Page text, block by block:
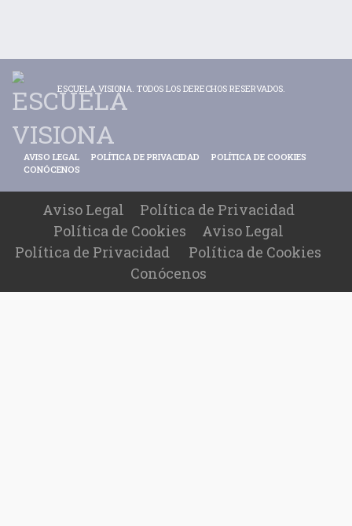
ESCUELA VISIONA. TODOS LOS DERECHOS RESERVADOS.
AVISO LEGAL POLÍTICA DE PRIVACIDAD
POLÍTICA DE COOKIES
CONÓCENOS
Aviso Legal
Política de Privacidad
Política de Cookies
Aviso Legal
Política de Privacidad
Política de Cookies
Conócenos